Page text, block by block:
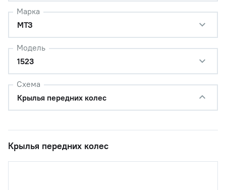
Марка
МТЗ
Модель
1523
Схема
Крылья передних колес
Крылья передних колес